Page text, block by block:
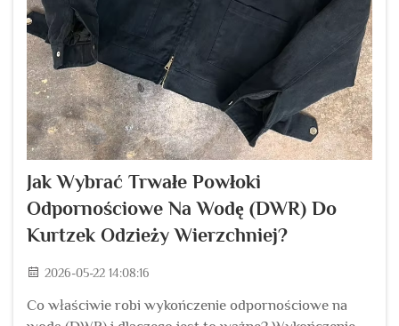
Jak Wybrać Trwałe Powłoki
Odpornościowe Na Wodę (DWR) Do
Kurtzek Odzieży Wierzchniej?
2026-05-22 14:08:16
Co właściwie robi wykończenie odpornościowe na